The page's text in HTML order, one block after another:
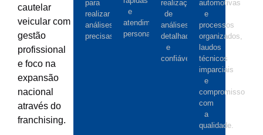
cautelar
veicular com
gestão
profissional
e foco na
expansão
nacional
através do
franchising.
para
realizar
análises
precisas.
e
atendimento
personalizado.
realização
de
análises
detalhadas
e
confiáveis.
automotivas
e
processos
organizados,
laudos
técnicos
imparciais
e
compromisso
com
a
qualidade.